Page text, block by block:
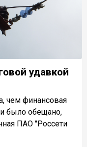
удавкой
чем финансовая
было обещано,
ПАО "Россети